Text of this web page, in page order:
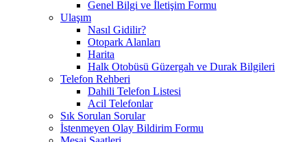
Genel Bilgi ve İletişim Formu
Ulaşım
Nasıl Gidilir?
Otopark Alanları
Harita
Halk Otobüsü Güzergah ve Durak Bilgileri
Telefon Rehberi
Dahili Telefon Listesi
Acil Telefonlar
Sık Sorulan Sorular
İstenmeyen Olay Bildirim Formu